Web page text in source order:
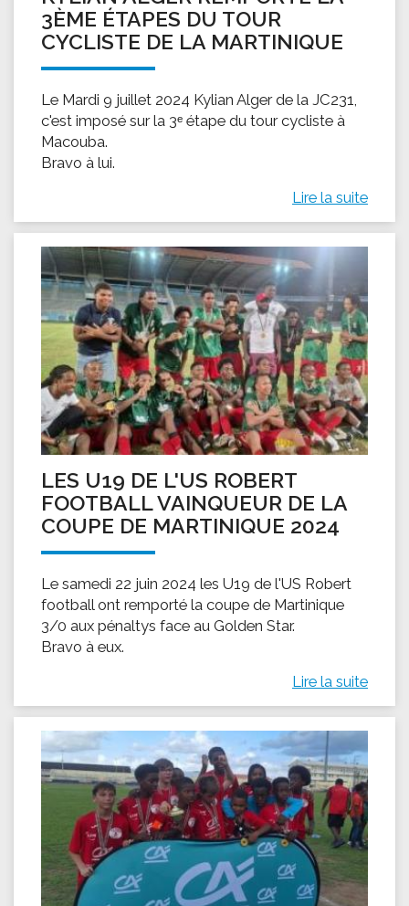
3ÈME ÉTAPES DU TOUR
CYCLISTE DE LA MARTINIQUE
Le Mardi 9 juillet 2024 Kylian Alger de la JC231,
c'est imposé sur la 3ᵉ étape du tour cycliste à
Macouba.
Bravo à lui.
Lire la suite
LES U19 DE L'US ROBERT
FOOTBALL VAINQUEUR DE LA
COUPE DE MARTINIQUE 2024
Le samedi 22 juin 2024 les U19 de l'US Robert
football ont remporté la coupe de Martinique
3/0 aux pénaltys face au Golden Star.
Bravo à eux.
Lire la suite